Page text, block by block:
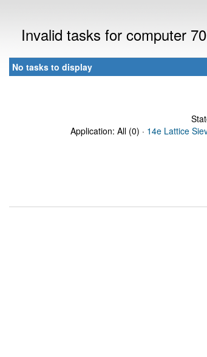
Invalid tasks for computer
No tasks to display
Application: All (0) · 14e Lattice